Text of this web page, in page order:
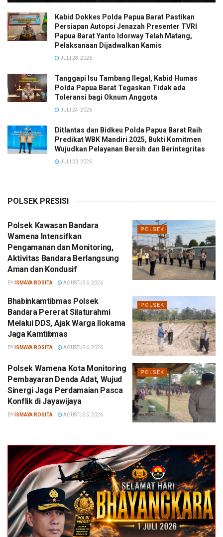
Kabid Dokkes Polda Papua Barat Pastikan
Persiapan Autopsi Jenazah Presenter TVRI
Papua Barat Yanto Idorway Telah Matang,
Pelaksanaan Dijadwalkan Kamis
JULI 28, 2026
Tanggapi Isu Tambang Ilegal, Kabid Humas
Polda Papua Barat Tegaskan Tidak ada
Toleransi bagi Oknum Anggota
JULI 24, 2026
Ditlantas dan Bidkeu Polda Papua Barat Raih
Predikat WBK Mandiri 2025, Bukti Komitmen
Wujudkan Pelayanan Bersih dan Berintegritas
JULI 23, 2026
POLSEK PRESISI
POLSEK
Polsek Kawasan Bandara
Wamena Intensifkan
Pengamanan dan Monitoring,
Aktivitas Bandara Berlangsung
Aman dan Kondusif
BY ISMAYA ROSITA AGUSTUS 6, 2026
POLSEK
Bhabinkamtibmas Polsek
Bandara Pererat Silaturahmi
Melalui DDS, Ajak Warga Ilokama
Jaga Kamtibmas
BY ISMAYA ROSITA AGUSTUS 6, 2026
POLSEK
Polsek Wamena Kota Monitoring
Pembayaran Denda Adat, Wujud
Sinergi Jaga Perdamaian Pasca
Konflik di Jayawijaya
BY ISMAYA ROSITA AGUSTUS 5, 2026